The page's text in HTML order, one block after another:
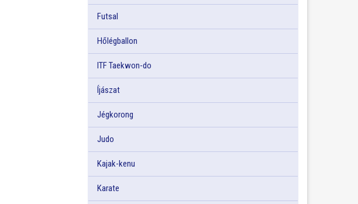
Futsal
Hőlégballon
ITF Taekwon-do
Íjászat
Jégkorong
Judo
Kajak-kenu
Karate